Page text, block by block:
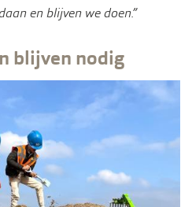
en blijven we doen.”
blijven nodig